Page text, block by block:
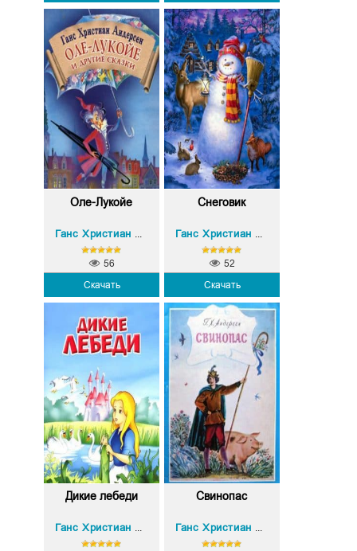
Оле-Лукойе
Скачать
56
Снеговик
Скачать
52
Дикие лебеди
Ганс Христиан Андерсен
Свинопас
Ганс Христиан Андерсен